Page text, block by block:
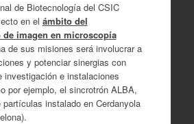
de Biotecnología del CSIC
en el ámbito del
de imagen en microscopía
de sus misiones será involucrar a
y potenciar sinergias con
investigación e instalaciones
por ejemplo, el sincrotrón ALBA,
partículas instalado en Cerdanyola